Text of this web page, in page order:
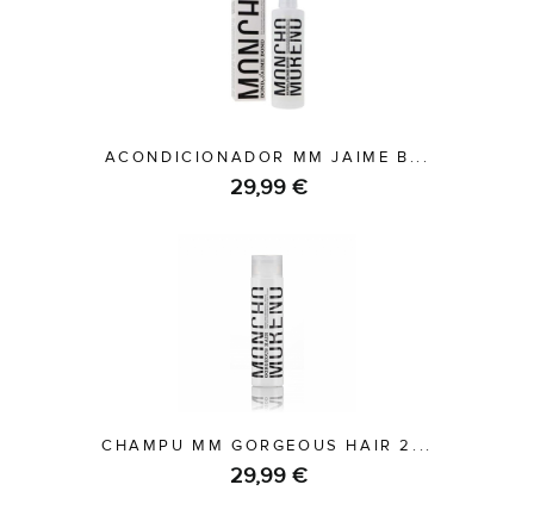
ACONDICIONADOR MM JAIME B...
29,99 €
CHAMPU MM GORGEOUS HAIR 2...
29,99 €